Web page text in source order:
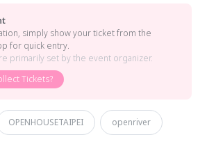
simply show your ticket from the
for quick entry.
primarily set by the event organizer.
Tickets?
OPENHOUSETAIPEI openriver